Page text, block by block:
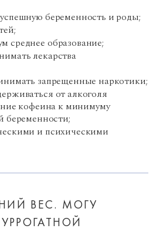
беременность и роды;
среднее образование;
лекарства
запрещенные наркотики;
от алкоголя
кофеина к минимуму
беременности;
и психическими
ВЕС. МОГУ